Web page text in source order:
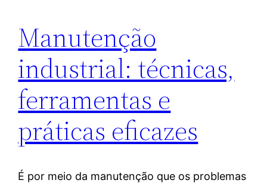
Manutenção
industrial: técnicas,
ferramentas e
práticas eficazes
É por meio da manutenção que os problemas